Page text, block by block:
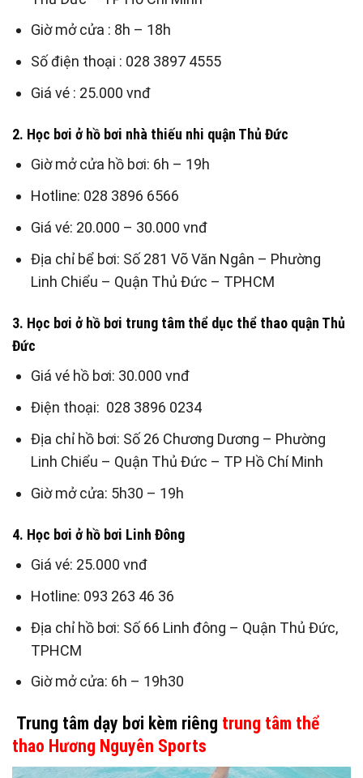
Giờ mở cửa : 8h – 18h
Số điện thoại : 028 3897 4555
Giá vé : 25.000 vnđ
2. Học bơi ở hồ bơi nhà thiếu nhi quận Thủ Đức
Giờ mở cửa hồ bơi: 6h – 19h
Hotline: 028 3896 6566
Giá vé: 20.000 – 30.000 vnđ
Địa chỉ bể bơi: Số 281 Võ Văn Ngân – Phường
Linh Chiểu – Quận Thủ Đức – TPHCM
3. Học bơi ở hồ bơi trung tâm thể dục thể thao quận Thủ
Đức
Giá vé hồ bơi: 30.000 vnđ
Điện thoại: 028 3896 0234
Địa chỉ hồ bơi: Số 26 Chương Dương – Phường
Linh Chiểu – Quận Thủ Đức – TP Hồ Chí Minh
Giờ mở cửa: 5h30 – 19h
4. Học bơi ở hồ bơi Linh Đông
Giá vé: 25.000 vnđ
Hotline: 093 263 46 36
Địa chỉ hồ bơi: Số 66 Linh đông – Quận Thủ Đức,
TPHCM
Giờ mở cửa: 6h – 19h30
Trung tâm dạy bơi kèm riêng trung tâm thể
thao Hương Nguyên Sports